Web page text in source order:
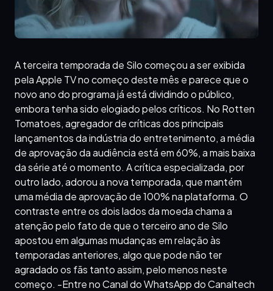
A terceira temporada de Silo começou a ser exibida
pela Apple TV no começo deste mês e parece que o
novo ano do programa já está dividindo o público,
embora tenha sido elogiado pelos críticos. No Rotten
Tomatoes, agregador de críticas dos principais
lançamentos da indústria do entretenimento, a média
de aprovação da audiência está em 60%, a mais baixa
da série até o momento. A crítica especializada, por
outro lado, adorou a nova temporada, que mantém
uma média de aprovação de 100% na plataforma. O
contraste entre os dois lados da moeda chama a
atenção pelo fato de que o terceiro ano de Silo
apostou em algumas mudanças em relação às
temporadas anteriores, algo que pode não ter
agradado os fãs tanto assim, pelo menos neste
começo. -Entre no Canal do WhatsApp do Canaltech